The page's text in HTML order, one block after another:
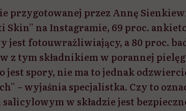
przygotowanej przez Annę
Skin” na Instagramie, 69 proc.
jest fotouwrażliwiający, a 80 proc.
z tym składnikiem w porannej
jest spory, nie ma to jednak
– wyjaśnia specjalistka. Czy to
salicylowym w składzie jest